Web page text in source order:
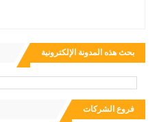
بحث هذه المدونة الإلكترونية
فروع الشركات